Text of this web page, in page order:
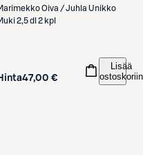
Oiva / Juhla Unikko
2,5 dl 2 kpl
47,00 €
Lisää
ostoskoriin